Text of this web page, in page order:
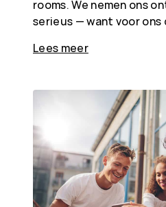
rooms. We nemen ons
serieus — want voor
Lees meer